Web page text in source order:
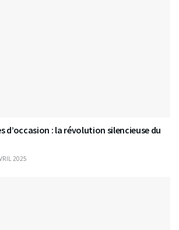
d’occasion : la révolution silencieuse du
2025